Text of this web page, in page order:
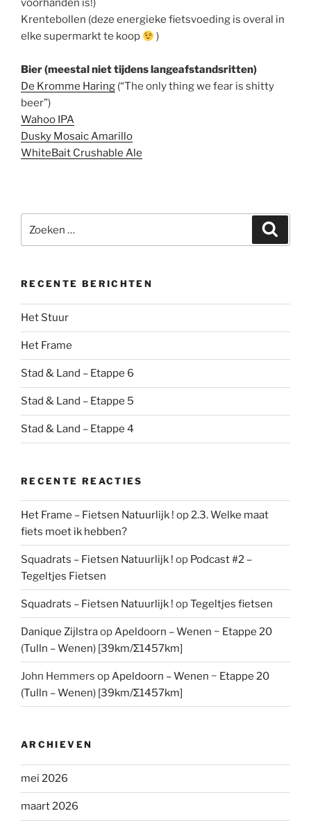
voorhanden is!)
Krentebollen (deze energieke fietsvoeding is overal in
elke supermarkt te koop
)
Bier (meestal niet tijdens langeafstandsritten)
De Kromme Haring (“The only thing we fear is shitty
beer”)
Wahoo IPA
Dusky Mosaic Amarillo
WhiteBait Crushable Ale
naar:
RECENTE BERICHTEN
Het Stuur
Het Frame
Stad & Land – Etappe 6
Stad & Land – Etappe 5
Stad & Land – Etappe 4
RECENTE REACTIES
Het Frame – Fietsen Natuurlijk ! op 2.3. Welke maat
fiets moet ik hebben?
Squadrats – Fietsen Natuurlijk ! op Podcast #2 –
Tegeltjes Fietsen
Squadrats – Fietsen Natuurlijk ! opTegeltjes fietsen
Danique Zijlstraop Apeldoorn – Wenen ~ Etappe 20
(Tulln – Wenen) [39km/Σ1457km]
John Hemmers op Apeldoorn – Wenen ~ Etappe 20
(Tulln – Wenen) [39km/Σ1457km]
ARCHIEVEN
mei 2026
maart 2026